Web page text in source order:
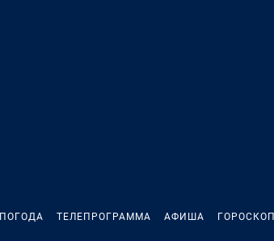
ПОГОДА ТЕЛЕПРОГРАММА АФИША ГОРОСКОП